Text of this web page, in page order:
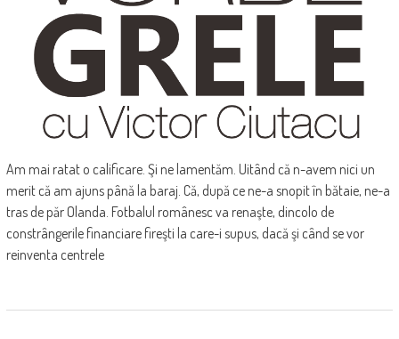
Am mai ratat o calificare. Şi ne lamentăm. Uitând că n-avem nici un
merit că am ajuns până la baraj. Că, după ce ne-a snopit în bătaie, ne-a
tras de păr Olanda. Fotbalul românesc va renaşte, dincolo de
constrângerile financiare fireşti la care-i supus, dacă şi când se vor
reinventa centrele